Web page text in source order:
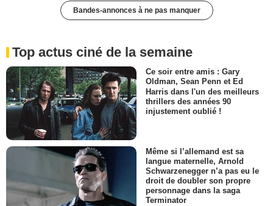
Bandes-annonces à ne pas manquer
Top actus ciné de la semaine
Ce soir entre amis : Gary
Oldman, Sean Penn et Ed
Harris dans l'un des meilleurs
thrillers des années 90
injustement oublié !
Même si l’allemand est sa
langue maternelle, Arnold
Schwarzenegger n’a pas eu le
droit de doubler son propre
personnage dans la saga
Terminator